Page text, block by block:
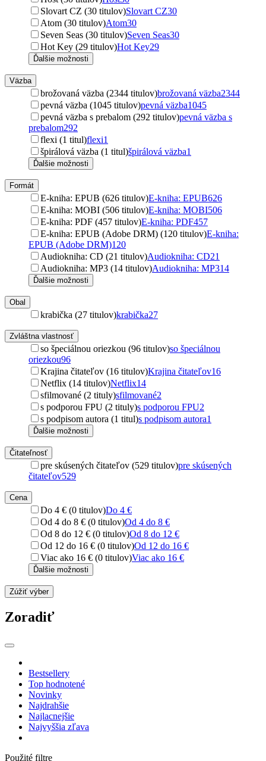
Slovart CZ (30 titulov)Slovart CZ30
Atom (30 titulov)Atom30
Seven Seas (30 titulov)Seven Seas30
Hot Key (29 titulov)Hot Key29
Ďalšie možnosti
Väzba
brožovaná väzba (2344 titulov)brožovaná väzba2344
pevná väzba (1045 titulov)pevná väzba1045
pevná väzba s prebalom (292 titulov)pevná väzba s
prebalom292
flexi (1 titul)flexi1
špirálová väzba (1 titul)špirálová väzba1
Ďalšie možnosti
Formát
E-kniha: EPUB (626 titulov)E-kniha: EPUB626
E-kniha: MOBI (506 titulov)E-kniha: MOBI506
E-kniha: PDF (457 titulov)E-kniha: PDF457
E-kniha: EPUB (Adobe DRM) (120 titulov)E-kniha:
EPUB (Adobe DRM)120
Audiokniha: CD (21 titulov)Audiokniha: CD21
Audiokniha: MP3 (14 titulov)Audiokniha: MP314
Ďalšie možnosti
Obal
krabička (27 titulov)krabička27
Zvláštna vlastnosť
so špeciálnou oriezkou (96 titulov)so špeciálnou
oriezkou96
Krajina čitateľov (16 titulov)Krajina čitateľov16
Netflix (14 titulov)Netflix14
sfilmované (2 tituly)sfilmované2
s podporou FPU (2 tituly)s podporou FPU2
s podpisom autora (1 titul)s podpisom autora1
Ďalšie možnosti
Čitateľnosť
pre skúsených čitateľov (529 titulov)pre skúsených
čitateľov529
Cena
Do 4 € (0 titulov)Do 4 €
Od 4 do 8 € (0 titulov)Od 4 do 8 €
Od 8 do 12 € (0 titulov)Od 8 do 12 €
Od 12 do 16 € (0 titulov)Od 12 do 16 €
Viac ako 16 € (0 titulov)Viac ako 16 €
Ďalšie možnosti
Zúžiť výber
Zoradiť
Bestsellery
Top hodnotené
Novinky
Najdrahšie
Najlacnejšie
Najvyššia zľava
Použité filtre